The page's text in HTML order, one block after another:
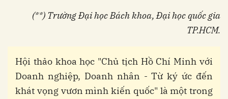
(**) Trường Đại học Bách khoa, Đại học quốc gia
TP.HCM.
Hội thảo khoa học "Chủ tịch Hồ Chí Minh với
Doanh nghiệp, Doanh nhân - Từ ký ức đến
khát vọng vươn mình kiến quốc" là một trong